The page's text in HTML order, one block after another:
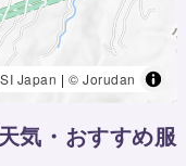
Japan |© Jorudan
気・おすすめ服